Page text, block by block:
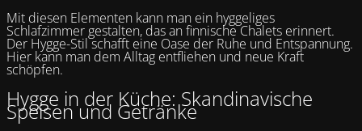
Mit diesen Elementen kann man ein hyggeliges
Schlafzimmer gestalten, das an finnische Chalets erinnert.
Der Hygge-Stil schafft eine Oase der Ruhe und Entspannung.
Hier kann man dem Alltag entfliehen und neue Kraft
schöpfen.
Hygge in der Küche: Skandinavische
Speisen und Getränke